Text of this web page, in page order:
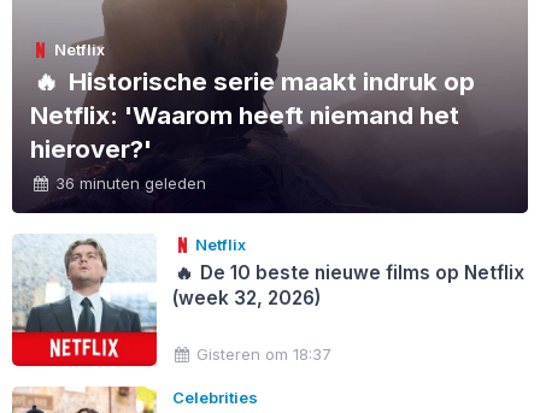
Netflix
🔥 Historische serie maakt indruk op
Netflix: 'Waarom heeft niemand het
hierover?'
36 minuten geleden
Netflix
🔥 De 10 beste nieuwe films op Netflix
(week 32, 2026)
Gisteren om 18:37
Celebrities